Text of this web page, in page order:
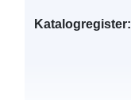
Katalogregister: